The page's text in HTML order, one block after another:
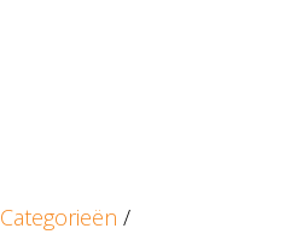
Categorieën /